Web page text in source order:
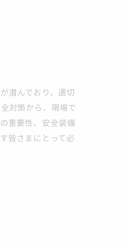
潜んでおり、適切
対策から、現場で
重要性、安全装備
皆さまにとって必